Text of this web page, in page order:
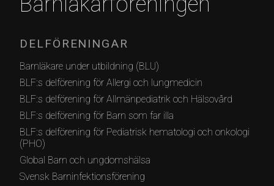
DELFÖRENINGAR
Barnläkare under utbildning (BLU)
BLF:s delförening för Allergi och lungmedicin
BLF:s delförening för Allmänpediatrik och Hälsovård
BLF:s delförening för Barn som far illa
BLF:s delförening för Pediatrisk hematologi och onkologi
(PHO)
Global Barn och ungdomshälsa
Svensk Barninfektionsförening